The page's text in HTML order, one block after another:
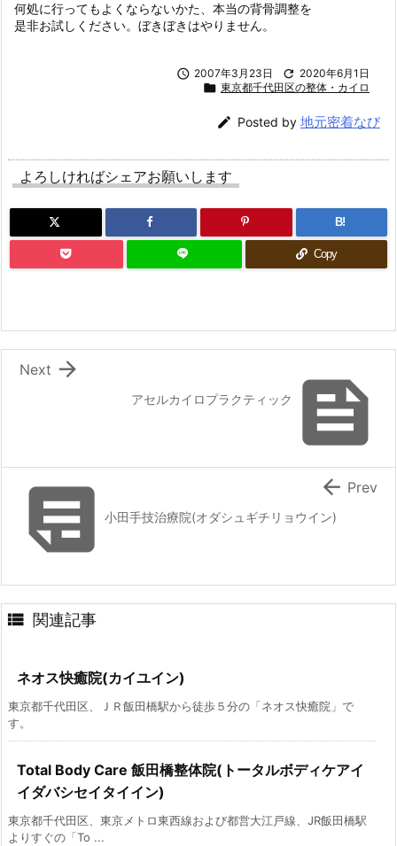
何処に行ってもよくならないかた、本当の背骨調整を
是非お試しください。ぼきぼきはやりません。
 2007年3月23日  2020年6月1日
 東京都千代田区の整体・カイロ
 Posted by 地元密着なび
よろしければシェアお願いします
B!
Copy

アセルカイロプラクティック

Next
小田手技治療院(オダシュギチリョウイン)
 Prev
 関連記事
ネオス快癒院(カイユイン)
東京都千代田区、ＪＲ飯田橋駅から徒歩５分の「ネオス快癒院」で
す。
Total Body Care 飯田橋整体院(トータルボディケアイ
イダバシセイタイイン)
東京都千代田区、東京メトロ東西線および都営大江戸線、JR飯田橋駅
よりすぐの「To ...